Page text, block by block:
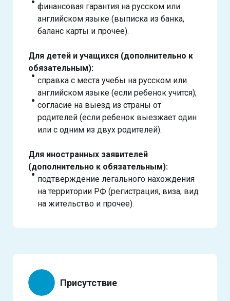
финансовая гарантия на русском или
английском языке (выписка из банка,
баланс карты и прочее).
Для детей и учащихся (дополнительно к
обязательным):
справка с места учебы на русском или
английском языке (если ребенок учится);
согласие на выезд из страны от
родителей (если ребенок выезжает один
или с одним из двух родителей).
Для иностранных заявителей
(дополнительно к обязательным):
подтверждение легального нахождения
на территории РФ (регистрация, виза, вид
на жительство и прочее).
Присутствие